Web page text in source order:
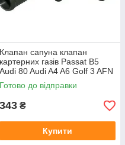
Клапан сапуна клапан
картерних газів Passat B5
Audi 80 Audi A4 A6 Golf 3 AFN
1Y AAZ 1Z AFF AEY AAZ AHB
AHU
Готово до відправки
343 ₴
Купити